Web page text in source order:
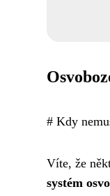
# Kdy
Víte, že
systém